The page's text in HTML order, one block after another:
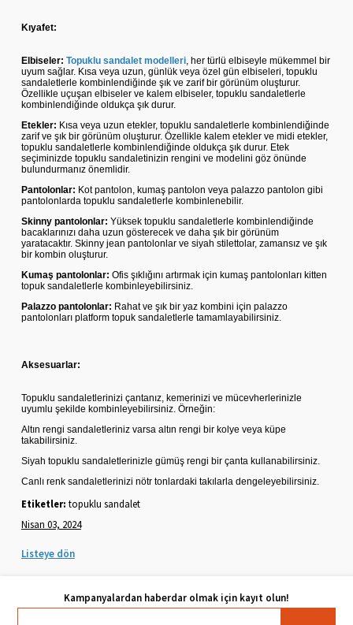
Kıyafet:
Elbiseler: Topuklu sandalet modelleri, her türlü elbiseyle mükemmel bir
uyum sağlar. Kısa veya uzun, günlük veya özel gün elbiseleri, topuklu
sandaletlerle kombinlendiğinde şık ve zarif bir görünüm oluşturur.
Özellikle uçuşan elbiseler ve kalem elbiseler, topuklu sandaletlerle
kombinlendiğinde oldukça şık durur.
Etekler: Kısa veya uzun etekler, topuklu sandaletlerle kombinlendiğinde
zarif ve şık bir görünüm oluşturur. Özellikle kalem etekler ve midi etekler,
topuklu sandaletlerle kombinlendiğinde oldukça şık durur. Etek
seçiminizde topuklu sandaletinizin rengini ve modelini göz önünde
bulundurmanız önemlidir.
Pantolonlar: Kot pantolon, kumaş pantolon veya palazzo pantolon gibi
pantolonlarda topuklu sandaletlerle kombinlenebilir.
Skinny pantolonlar: Yüksek topuklu sandaletlerle kombinlendiğinde
bacaklarınızı daha uzun gösterecek ve daha şık bir görünüm
yaratacaktır. Skinny jean pantolonlar ve siyah stilettolar, zamansız ve şık
bir kombin oluşturur.
Kumaş pantolonlar: Ofis şıklığını artırmak için kumaş pantolonları kitten
topuk sandaletlerle kombinleyebilirsiniz.
Palazzo pantolonlar: Rahat ve şık bir yaz kombini için palazzo
pantolonları platform topuk sandaletlerle tamamlayabilirsiniz.
Aksesuarlar:
Topuklu sandaletlerinizi çantanız, kemerinizi ve mücevherlerinizle
uyumlu şekilde kombinleyebilirsiniz. Örneğin:
Altın rengi sandaletleriniz varsa altın rengi bir kolye veya küpe
takabilirsiniz.
Siyah topuklu sandaletlerinizle gümüş rengi bir çanta kullanabilirsiniz.
Canlı renk sandaletlerinizi nötr tonlardaki takılarla dengeleyebilirsiniz.
Etiketler: topuklu sandalet
Nisan 03, 2024
Listeye dön